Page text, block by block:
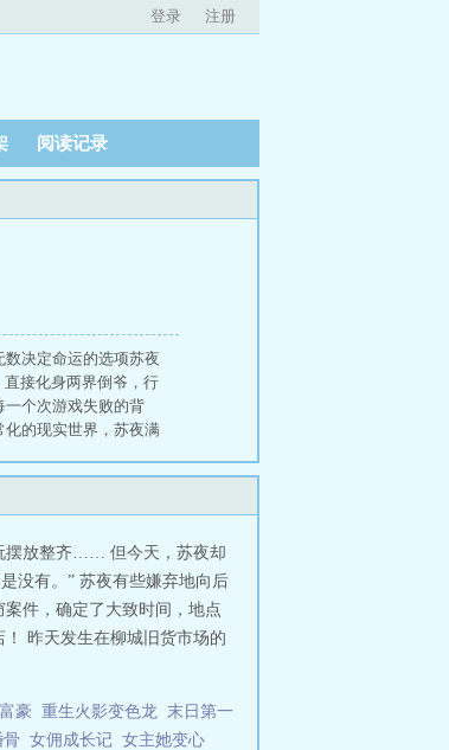
登录 注册
阅读记录
决定命运的选项苏夜
接化身两界倒爷，行
一个次游戏失败的背
的现实世界，苏夜满
摆放整齐…… 但今天，苏夜却
没有。” 苏夜有些嫌弃地向后
件，确定了大致时间，地点
昨天发生在柳城旧货市场的
豪 重生火影变色龙 末日第一
骨 女佣成长记 女主她变心